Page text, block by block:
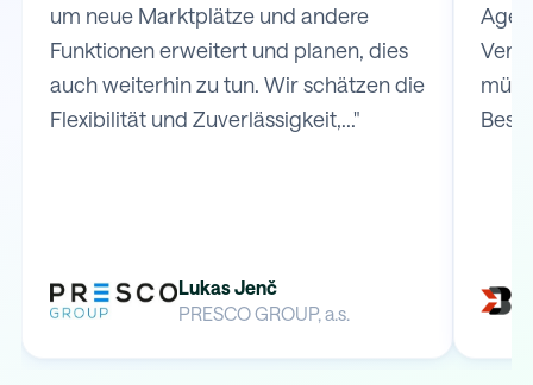
um neue Marktplätze und andere
Funktionen erweitert und planen, dies
auch weiterhin zu tun. Wir schätzen die
Flexibilität und Zuverlässigkeit,..."
Lukas Jenč
PRESCO GROUP, a.s.